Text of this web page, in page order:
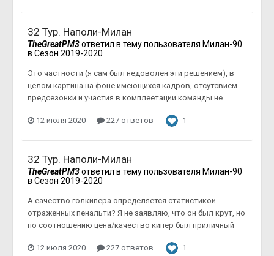
32 Тур. Наполи-Милан
TheGreatPM3ответил в тему пользователя Милан-90
в Сезон 2019-2020
Это частности (я сам был недоволен эти решением), в
целом картина на фоне имеющихся кадров, отсутсвием
предсезонки и участия в комплеетации команды не...
12 июля 2020 227 ответов 1
32 Тур. Наполи-Милан
TheGreatPM3ответил в тему пользователя Милан-90
в Сезон 2019-2020
А еачество голкипера определяется статистикой
отраженных пенальти? Я не заявляю, что он был крут, но
по соотношению цена/качество кипер был приличный
12 июля 2020 227 ответов 1